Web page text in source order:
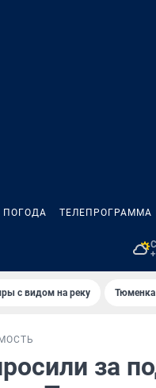
ПОГОДА ТЕЛЕПРОГРАММА
с видом на реку Тюменка
за